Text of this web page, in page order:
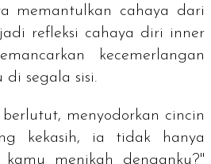
memantulkan cahaya dari
refleksi cahaya diri inner
kecemerlangan
segala sisi.
berlutut, menyodorkan cincin
kekasih, ia tidak hanya
menikah denganku?"